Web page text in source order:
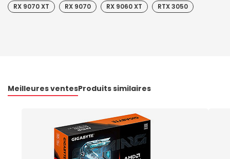
RX 9070 XT
RX 9070 RX 9060 XT RTX 3050
Meilleures ventesProduits similaires